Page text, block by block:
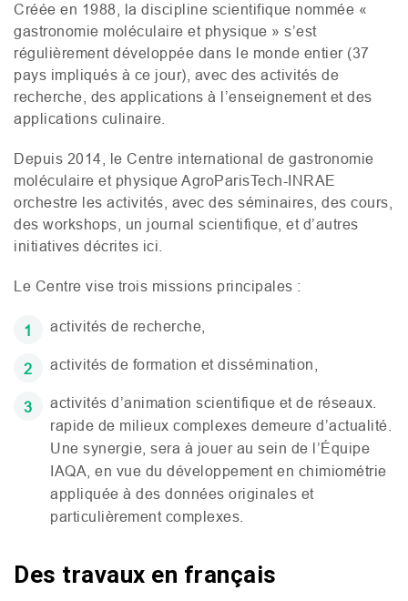
Créée en 1988, la discipline scientifique nommée «
gastronomie moléculaire et physique » s’est
régulièrement développée dans le monde entier (37
pays impliqués à ce jour), avec des activités de
recherche, des applications à l’enseignement et des
applications culinaire.
Depuis 2014, le Centre international de gastronomie
moléculaire et physique AgroParisTech-INRAE
orchestre les activités, avec des séminaires, des cours,
des workshops, un journal scientifique, et d’autres
initiatives décrites ici.
Le Centre vise trois missions principales :
activités de recherche,
activités de formation et dissémination,
activités d’animation scientifique et de réseaux.
rapide de milieux complexes demeure d’actualité.
Une synergie, sera à jouer au sein de l’Équipe
IAQA , en vue du développement en chimiométrie
appliquée à des données originales et
particulièrement complexes.
Des travaux en français